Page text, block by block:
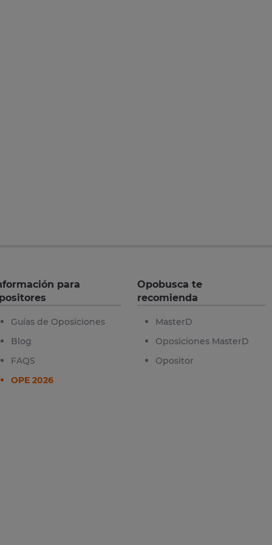
para
Guías de Oposiciones
Blog
FAQS
OPE 2026
Opobusca te
recomienda
MasterD
Oposiciones MasterD
Opositor